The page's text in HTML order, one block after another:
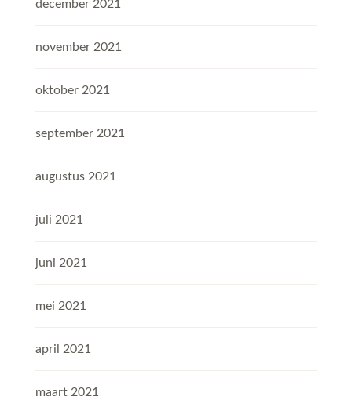
december 2021
november 2021
oktober 2021
september 2021
augustus 2021
juli 2021
juni 2021
mei 2021
april 2021
maart 2021